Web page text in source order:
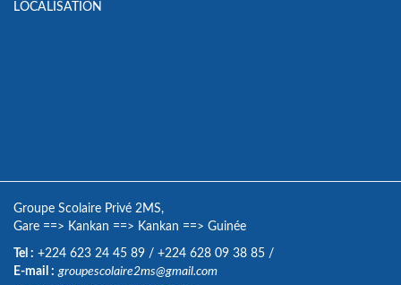
LOCALISATION
Groupe Scolaire Privé 2MS,
Gare ==> Kankan ==> Kankan ==> Guinée
Tel : +224 623 24 45 89 / +224 628 09 38 85 /
E-mail : groupescolaire2ms@gmail.com